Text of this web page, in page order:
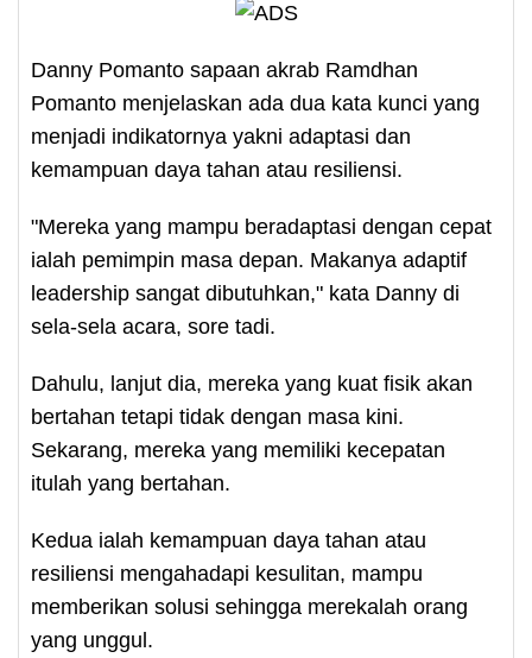
Danny Pomanto sapaan akrab Ramdhan
Pomanto menjelaskan ada dua kata kunci yang
menjadi indikatornya yakni adaptasi dan
kemampuan daya tahan atau resiliensi.
"Mereka yang mampu beradaptasi dengan cepat
ialah pemimpin masa depan. Makanya adaptif
leadership sangat dibutuhkan," kata Danny di
sela-sela acara, sore tadi.
Dahulu, lanjut dia, mereka yang kuat fisik akan
bertahan tetapi tidak dengan masa kini.
Sekarang, mereka yang memiliki kecepatan
itulah yang bertahan.
Kedua ialah kemampuan daya tahan atau
resiliensi mengahadapi kesulitan, mampu
memberikan solusi sehingga merekalah orang
yang unggul.